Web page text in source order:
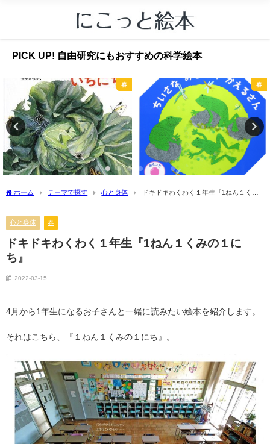
PICK UP! 自由研究にもおすすめの科学絵本
春 春
ホーム テーマで探す 心と身体
ドキドキわくわく１年生『1ねん１くみ
心と身体 春
ドキドキわくわく１年生『1ねん１くみの１に
ち』
2022-03-15
4月から1年生になるお子さんと一緒に読みたい絵本を紹介します。
それはこちら、『１ねん１くみの１にち』。